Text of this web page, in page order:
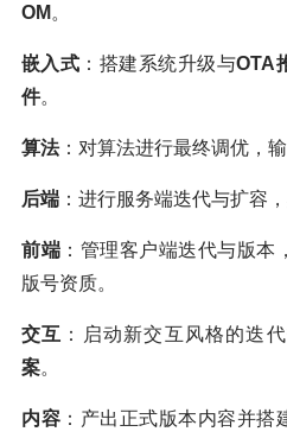
OM 。
嵌入式 ：搭建系统升级与OTA
件。
算法：对算法进行最终调优，
后端 ：进行服务端迭代与扩容
前端 ：管理客户端迭代与版本
版号资质。
交互 ：启动新交互风格的迭
案。
内容 ：产出正式版本内容并搭